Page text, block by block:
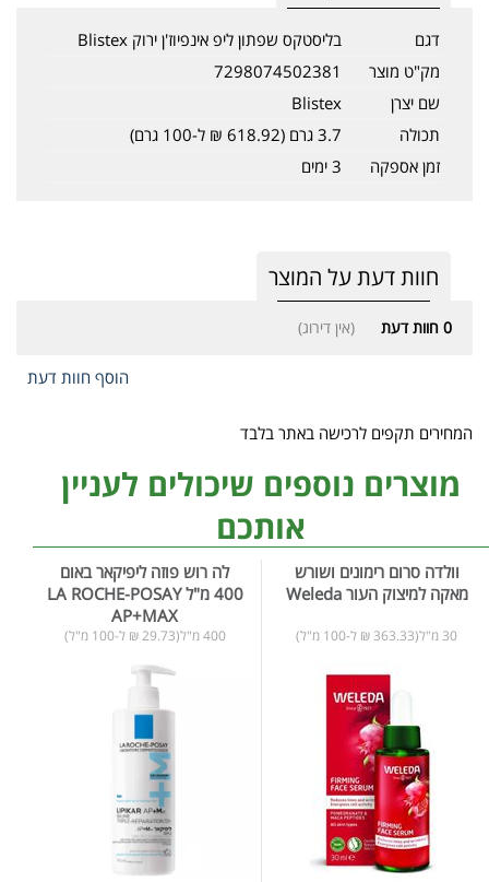
דגם
בליסטקס שפתון ליפ אינפיוז'ן ירוק Blistex
מק"ט מוצר
7298074502381
שם יצרן
Blistex
תכולה
3.7 גרם (618.92 ₪ ל-100 גרם)
זמן אספקה
3 ימים
חוות דעת על המוצר
0 חוות דעת (אין דירוג)
הוסף חוות דעת
המחירים תקפים לרכישה באתר בלבד
מוצרים נוספים שיכולים לעניין
אותכם
וולדה סרום רימונים ושורש
מאקה למיצוק העור Weleda
30 מ"ל(363.33 ₪ ל-100 מ"ל)
לה רוש פוזה ליפיקאר באום
400 מ"ל LA ROCHE-POSAY
AP+MAX
400 מ"ל(29.73 ₪ ל-100 מ"ל)